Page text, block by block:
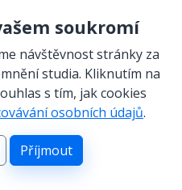
kódem
soukromí
návštěvnost stránky za
studia. Kliknutím na
s tím, jak cookies
osobních údajů.
Příjmout